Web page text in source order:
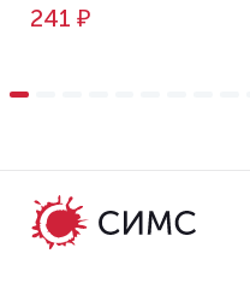
241 ₽